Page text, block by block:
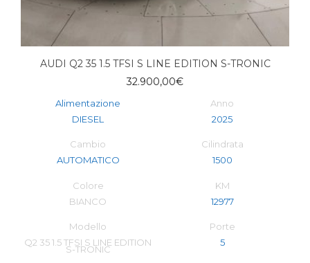
AUDI Q2 35 1.5 TFSI S LINE EDITION S-TRONIC
32.900,00€
Alimentazione
DIESEL
Anno
2025
Cambio
AUTOMATICO
Cilindrata
1500
Colore
BIANCO
KM
12977
Modello
Q2 35 1.5 TFSI S LINE EDITION
S-TRONIC
Porte
5